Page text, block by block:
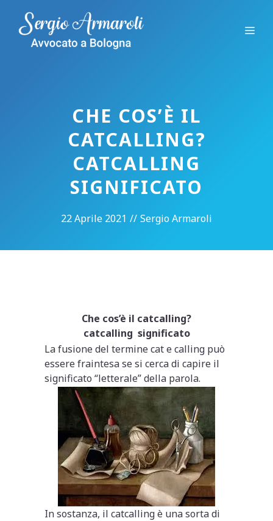
contenuto
CHE COS’È IL
CATCALLING?
CATCALLING
SIGNIFICATO
22 Aprile 2021 // Sergio Armaroli
Che cos’è il catcalling?
catcalling significato
La fusione del termine cat e calling può
essere fraintesa se si cerca di capire il
significato “letterale” della parola.
In sostanza, il catcalling è una sorta di